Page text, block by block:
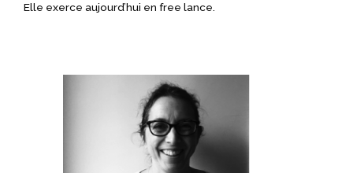
Elle exerce aujourd’hui en free lance.